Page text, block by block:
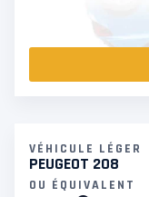
VÉHICULE LÉGER
PEUGEOT 208
OU ÉQUIVALENT